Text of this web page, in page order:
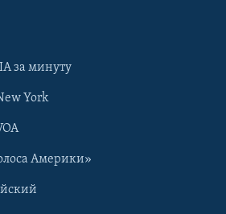
за минуту
York
Америки»